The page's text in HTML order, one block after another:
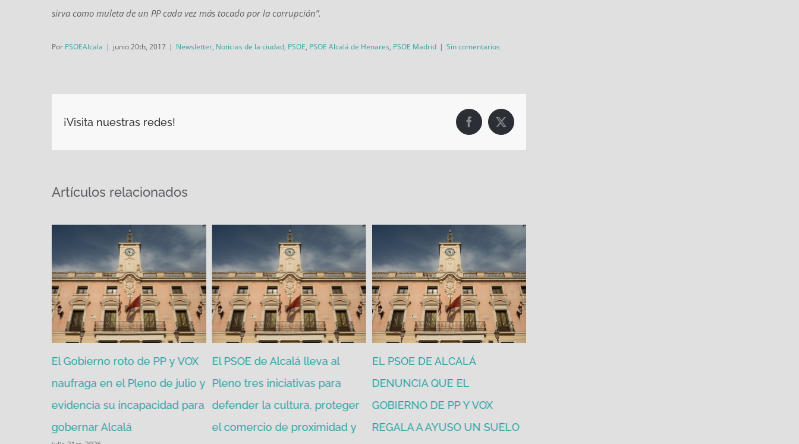
sirva como muleta de un PP cada vez más tocado por la corrupción”.
Por PSOEAlcala | junio 20th, 2017 | Newsletter, Noticias de la ciudad, PSOE, PSOE Alcalá de Henares, PSOE Madrid | Sin comentarios
¡Visita nuestras redes! Facebook
X
Artículos relacionados
El Gobierno roto de PP y VOX
naufraga en el Pleno de julio y
evidencia su incapacidad para
gobernar Alcalá
El PSOE de Alcalá lleva al
Pleno tres iniciativas para
defender la cultura, proteger
el comercio de proximidad y
EL PSOE DE ALCALÁ
DENUNCIA QUE EL
GOBIERNO DE PP Y VOX
REGALA A AYUSO UN SUELO